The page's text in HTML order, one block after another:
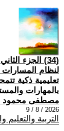
(34) الجزء
لنظام المسارات
تعليمية ذكية
بالمهارات
مصطفى محمود
2026 / 8 / 9
التربية